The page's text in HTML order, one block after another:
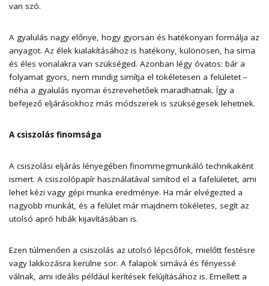
van szó.
A gyalulás nagy előnye, hogy gyorsan és hatékonyan formálja az
anyagot. Az élek kialakításához is hatékony, különösen, ha sima
és éles vonalakra van szükséged. Azonban légy óvatos: bár a
folyamat gyors, nem mindig simítja el tökéletesen a felületet –
néha a gyalulás nyomai észrevehetőek maradhatnak. Így a
befejező eljárásokhoz más módszerek is szükségesek lehetnek.
A csiszolás finomsága
A csiszolási eljárás lényegében finommegmunkáló technikaként
ismert. A csiszolópapír használatával simítod el a fafelületet, ami
lehet kézi vagy gépi munka eredménye. Ha már elvégezted a
nagyobb munkát, és a felület már majdnem tökéletes, segít az
utolsó apró hibák kijavításában is.
Ezen túlmenően a csiszolás az utolsó lépcsőfok, mielőtt festésre
vagy lakkozásra kerülne sor. A falapok simává és fényessé
válnak, ami ideális például kerítések felújításához is. Emellett a